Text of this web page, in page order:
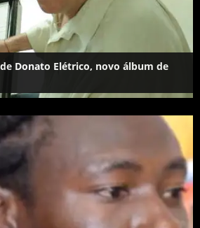
Donato Elétrico, novo álbum de